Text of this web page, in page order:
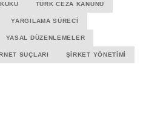
TÜRK CEZA KANUNU
YARGILAMA SÜRECI
YASAL DÜZENLEMELER
SUÇLARI ŞIRKET YÖNETIMI